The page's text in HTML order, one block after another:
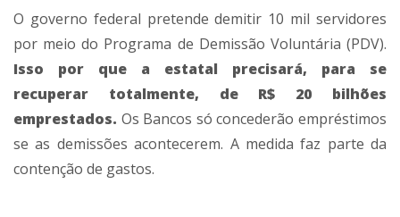
O governo federal pretende demitir 10 mil servidores
por meio do Programa de Demissão Voluntária (PDV).
Isso por que a estatal precisará, para se
recuperar totalmente, de R$ 20 bilhões
emprestados. Os Bancos só concederão empréstimos
se as demissões acontecerem. A medida faz parte da
contenção de gastos.